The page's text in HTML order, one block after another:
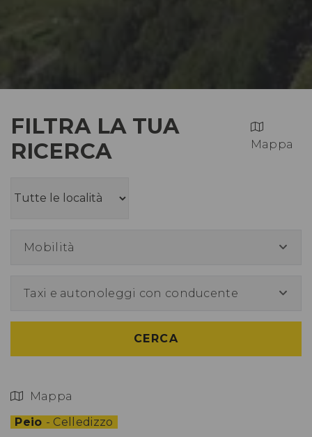
FILTRA LA TUA
RICERCA
Mappa
Mobilità
Taxi e autonoleggi con conducente
CERCA
Mappa
Peio - Celledizzo